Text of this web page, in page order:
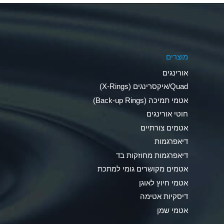
Ammonia Anhydrous
Ammonia Gas (hot)
Ammonium Carbonate (Aqueous)
Ammonium Chloride (Aqueous)
Ammonium Hydroxide (conc.)
Ammonium Nitrate (Aqueous)
Ammonium Nitrite (Aqueous)
מוצרים
אורינגים
Quad/איקסרינגים (X-Rings)
אטמי תמיכה (Back-up Rings)
חוטי אורינגים
אטמים צורתיים
דיאפרגמות
דיאפרגמות מחוזקות בד
אטמים מקושרים גומי למתכת
אטמי חיוץ לאוגן
דיסקיות אטימה
אטמי שמן